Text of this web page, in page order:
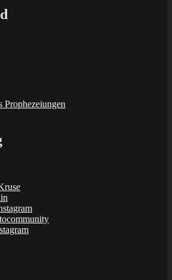
Prophezeiungen